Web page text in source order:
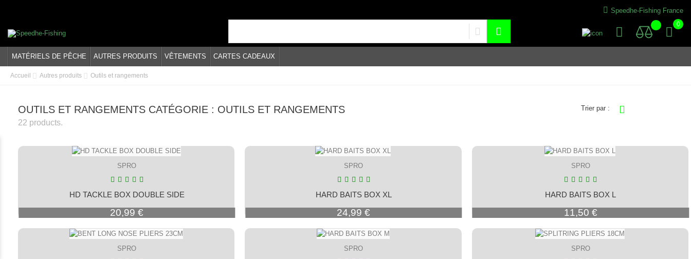
Speedhe-Fishing France
0
MATÉRIELS DE PÊCHE AUTRES PRODUITS VÊTEMENTS CARTES CADEAUX
Accueil Autres produits Outils et rangements
OUTILS ET RANGEMENTS CATÉGORIE : OUTILS ET RANGEMENTS
22 products.
Trier par :
SPRO
HD TACKLE BOX DOUBLE SIDE
20,99 €
SPRO
HARD BAITS BOX XL
24,99 €
SPRO
HARD BAITS BOX L
11,50 €Prix
SPRO SPRO SPRO